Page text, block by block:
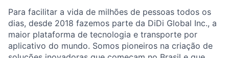
ACME Homepage
Para facilitar a vida de milhões de pessoas todos os
dias, desde 2018 fazemos parte da DiDi Global Inc., a
maior plataforma de tecnologia e transporte por
aplicativo do mundo. Somos pioneiros na criação de